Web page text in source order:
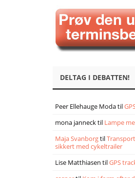
DELTAG I DEBATTEN!
Peer Ellehauge Modatil
mona jannecktil Lampe
Maja Svanborgtil
sikkert med cykeltrailer
Lise Matthiasen tilGPS